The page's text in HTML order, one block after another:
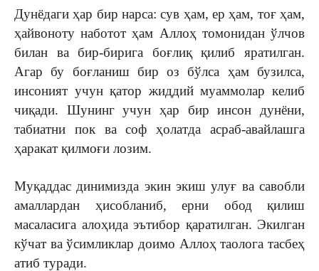
Дунёдаги ҳар бир нарса: сув ҳам, ер ҳам, тоғ ҳам,
ҳайвоноту наботот ҳам Аллоҳ томонидан ўлчов
билан ва бир-бирига боғлиқ қилиб яратилган.
Агар бу боғланиш бир оз бўлса ҳам бузилса,
инсоният учун қатор жиддий муаммолар келиб
чиқади. Шунинг учун ҳар бир инсон дунёни,
табиатни пок ва соф ҳолатда асраб-авайлашга
ҳаракат қилмоғи лозим.
Муқаддас динимизда экин экиш улуғ ва савобли
амаллардан ҳисобланиб, ерни обод қилиш
масаласига алоҳида эътибор қаратилган. Экилган
кўчат ва ўсимликлар доимо Аллоҳ таолога тасбеҳ
атиб туради.